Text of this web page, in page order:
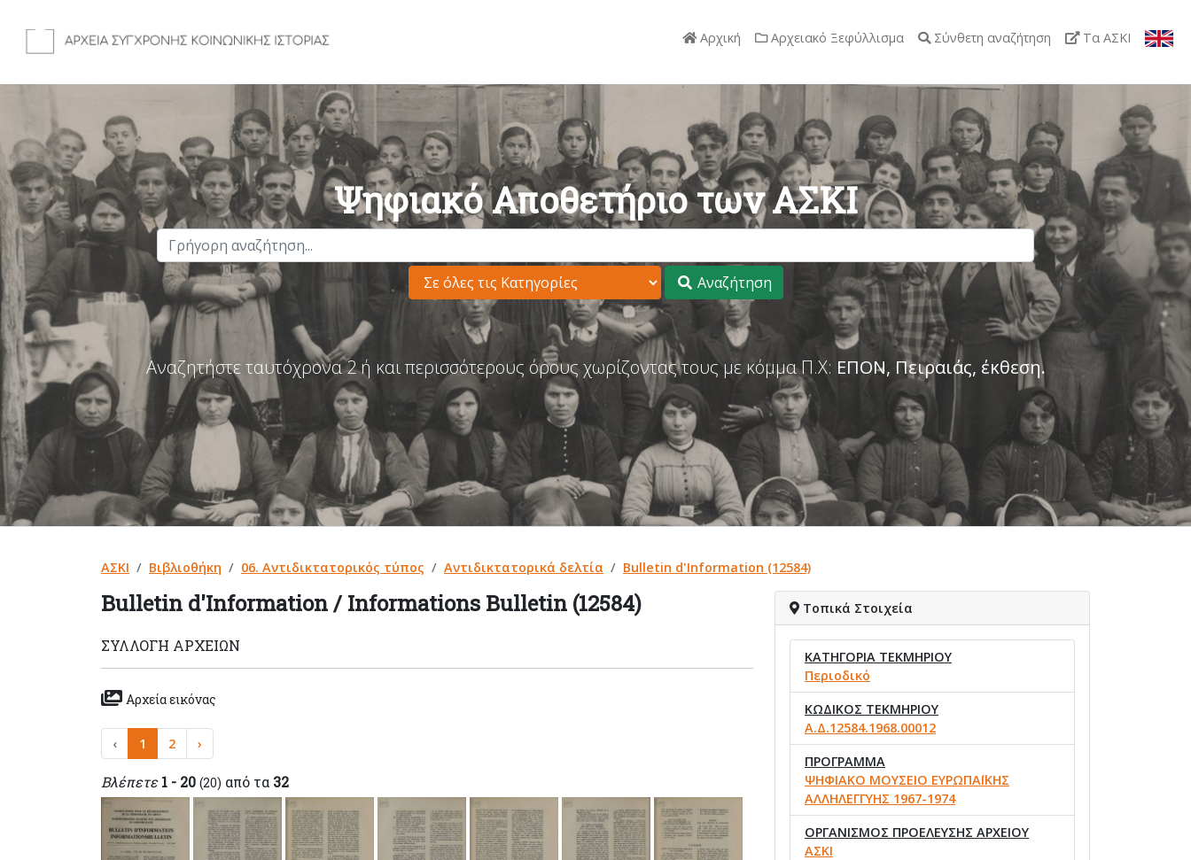
Αρχική Αρχειακό Ξεφύλλισμα Σύνθετη αναζήτηση Τα ΑΣΚΙ
Ψηφιακό Αποθετήριο των ΑΣΚΙ
Αναζήτηση
Αναζητήστε ταυτόχρονα 2 ή και περισσότερους όρους χωρίζοντας τους με κόμμα Π.Χ: ΕΠΟΝ, Πειραιάς, έκθεση.
ΑΣΚΙ Βιβλιοθήκη 06. Αντιδικτατορικός τύπος Αντιδικτατορικά δελτία Bulletin d'Information (12584)
Bulletin d'Information / Informations Bulletin (12584)
ΣΥΛΛΟΓΉ ΑΡΧΕΊΩΝ
Αρχεία εικόνας
‹ 1 2 ›
Βλέπετε 1 - 20 (20) από τα 32
Τοπικά Στοιχεία
ΚΑΤΗΓΟΡΙΑ ΤΕΚΜΗΡΙΟΥ
Περιοδικό
ΚΩΔΙΚΟΣ ΤΕΚΜΗΡΙΟΥ
Α.Δ.12584.1968.00012
ΠΡΟΓΡΑΜΜΑ
ΨΗΦΙΑΚΟ ΜΟΥΣΕΙΟ ΕΥΡΩΠΑΪΚΗΣ
ΑΛΛΗΛΕΓΓΥΗΣ 1967-1974
ΟΡΓΑΝΙΣΜΟΣ ΠΡΟΕΛΕΥΣΗΣ ΑΡΧΕΙΟΥ
ΑΣΚΙ